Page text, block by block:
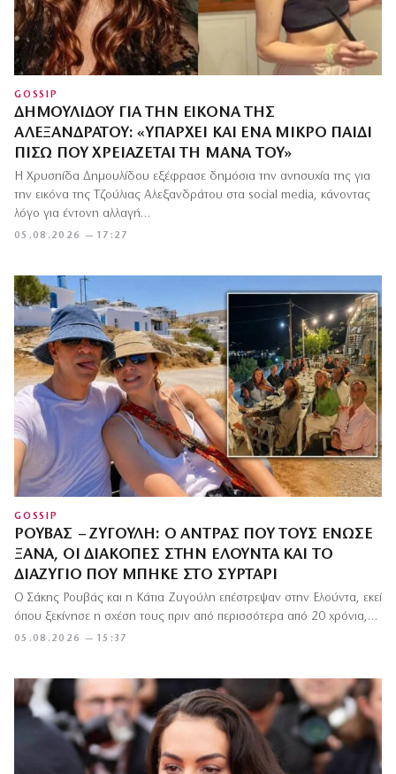
GOSSIP
ΔΗΜΟΥΛΊΔΟΥ ΓΙΑ ΤΗΝ ΕΙΚΌΝΑ ΤΗΣ
ΑΛΕΞΑΝΔΡΆΤΟΥ: «ΥΠΆΡΧΕΙ ΚΑΙ ΈΝΑ ΜΙΚΡΌ ΠΑΙΔΊ
ΠΊΣΩ ΠΟΥ ΧΡΕΙΆΖΕΤΑΙ ΤΗ ΜΆΝΑ ΤΟΥ»
05.08.2026 — 17:27
Η Χρυσηίδα Δημουλίδου εξέφρασε δημόσια την ανησυχία της για
την εικόνα της Τζούλιας Αλεξανδράτου στα social media, κάνοντας
λόγο για έντονη αλλαγή…
GOSSIP
ΡΟΥΒΆΣ – ΖΥΓΟΎΛΗ: Ο ΆΝΤΡΑΣ ΠΟΥ ΤΟΥΣ ΈΝΩΣΕ
ΞΑΝΆ, ΟΙ ΔΙΑΚΟΠΈΣ ΣΤΗΝ ΕΛΟΎΝΤΑ ΚΑΙ ΤΟ
ΔΙΑΖΎΓΙΟ ΠΟΥ ΜΠΉΚΕ ΣΤΟ ΣΥΡΤΆΡΙ
05.08.2026 — 15:37
Ο Σάκης Ρουβάς και η Κάτια Ζυγούλη επέστρεψαν στην Ελούντα, εκεί
όπου ξεκίνησε η σχέση τους πριν από περισσότερα από 20 χρόνια,…